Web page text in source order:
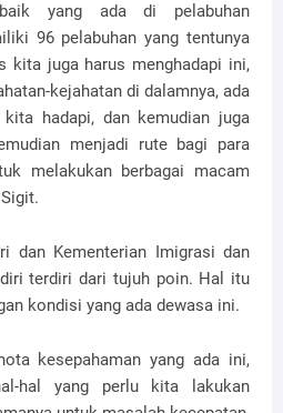
yang ada di pelabuhan
96 pelabuhan yang tentunya
kita juga harus menghadapi ini,
kejahatan di dalamnya, ada
hadapi, dan kemudian juga
menjadi rute bagi para
melakukan berbagai macam
dan Kementerian Imigrasi dan
terdiri dari tujuh poin. Hal itu
kondisi yang ada dewasa ini.
kesepahaman yang ada ini,
hal yang perlu kita lakukan